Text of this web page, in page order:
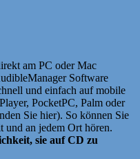
am PC oder Mac
Software
und einfach auf mobile
PocketPC, Palm oder
Sie hier). So können Sie
und an jedem Ort hören.
sie auf CD zu